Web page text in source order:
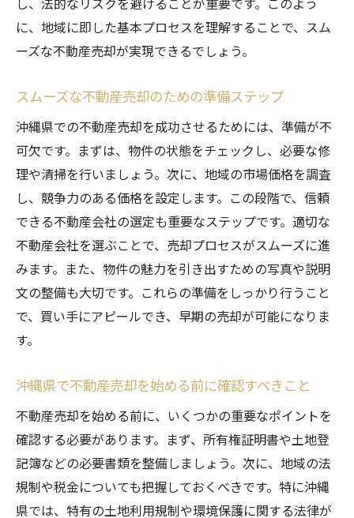
市場の変動を見極めた不動産売却のタイミ
ング
沖縄県の市場トレンド分析で売却を有利に
沖縄県の不動産市場特性を活かした売却法
市場データを活用した不動産売却の最適化
適切な価格設定が不動産売却の鍵！沖縄県での
成功ポイント
沖縄県での不動産売却における価格設定の
重要性
適正価格を見極めるための評価基準とは
市場動向を反映した価格設定で高額売却を
実現
沖縄県市場に適した価格調整の手法
適切な価格設定が導く不動産売却成功の秘
訣
信頼できる不動産会社の選び方と沖縄県での安
心取引を実現するコツ
に、地域に即した基本プロセスを理解することで、スム
ーズな不動産売却が実現できるでしょう。
スムーズな不動産売却のための準備ステップ
沖縄県での不動産売却を成功させるためには、準備が不
可欠です。まずは、物件の状態をチェックし、必要な修
理や清掃を行いましょう。次に、地域の市場価格を調査
し、競争力のある価格を設定します。この段階で、信頼
できる不動産会社の選定も重要なステップです。適切な
不動産会社を選ぶことで、売却プロセスがスムーズに進
みます。また、物件の魅力を引き出すための写真や説明
文の整備も大切です。これらの準備をしっかり行うこと
で、買い手にアピールでき、早期の売却が可能になりま
す。
沖縄県で不動産売却を始める前に確認すべきこと
不動産売却を始める前に、いくつかの重要なポイントを
確認する必要があります。まず、所有権証明書や土地登
記簿などの必要書類を整備しましょう。次に、地域の法
規制や税金についても把握しておくべきです。特に沖縄
県では、特有の土地利用規制や環境保護に関する法律が